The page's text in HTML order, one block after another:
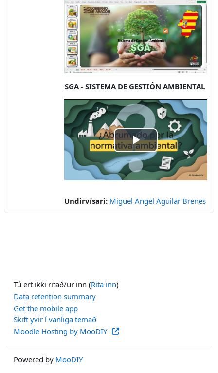
SGA - SISTEMA DE GESTIÓN AMBIENTAL
Play
Video
Undirvísari: Miguel Angel Aguilar Brenes
Tú ert ikki ritað/ur inn (Rita inn)
Data retention summary
Get the mobile app
Skift yvir í vanliga temað
Moodle Hosting by MooDIY
Powered by MooDIY